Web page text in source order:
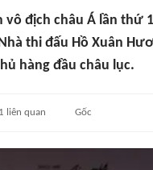
vô địch châu Á lần thứ
thi đấu Hồ Xuân
hàng đầu châu lục.
liên quan Gốc